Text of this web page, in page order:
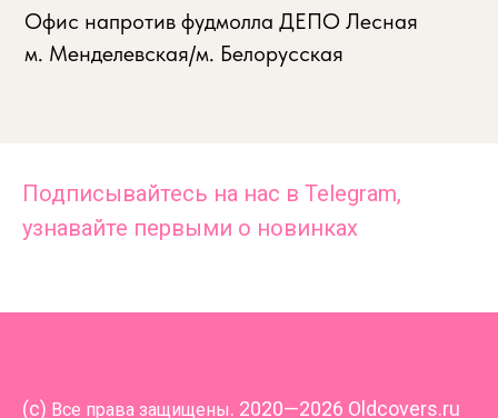
Офис напротив фудмолла ДЕПО Лесная
м. Менделевская/м. Белорусская
Подписывайтесь на нас в Telegram,
узнавайте первыми о новинках
(c) Все права защищены. 2020—2026 Oldcovers.ru